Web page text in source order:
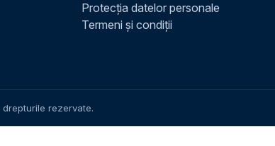
Protecția datelor personale
Termeni și condiții
rezervate.